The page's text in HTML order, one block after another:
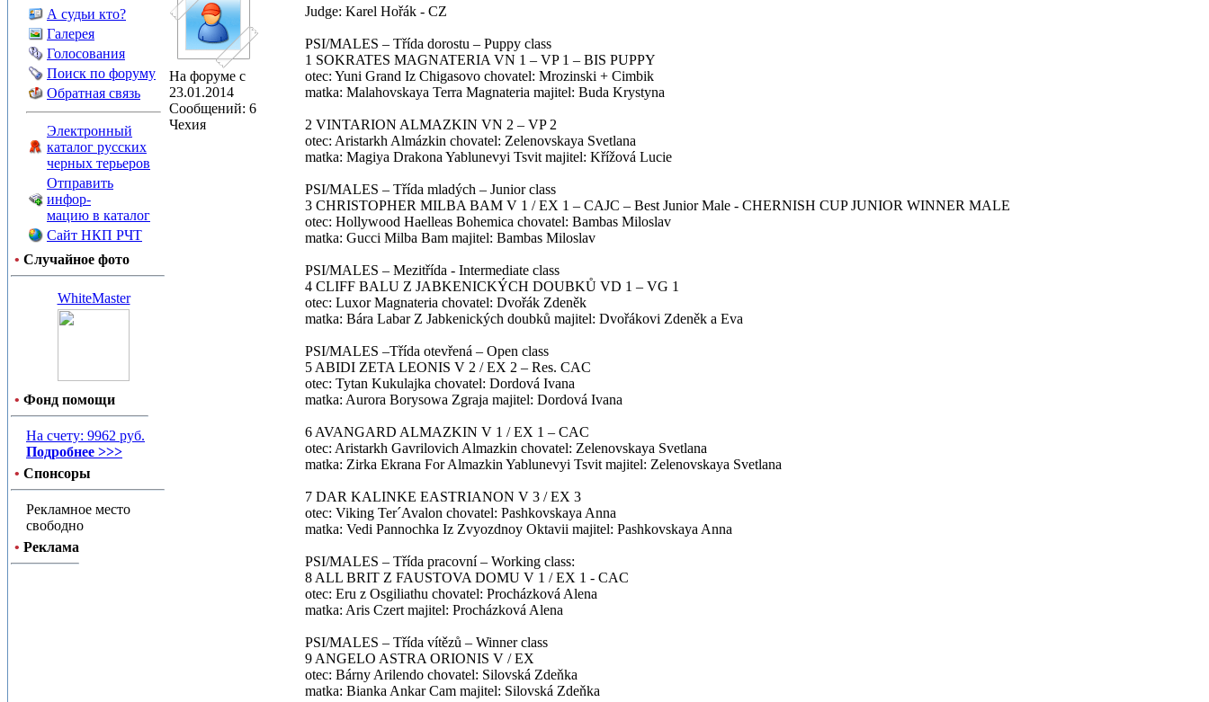
А судьи кто?
Галерея
Голосования
Поиск по форуму
Обратная связь
Электронный
каталог русских
черных терьеров
Отправить
инфор-
мацию в каталог
Сайт НКП РЧТ
• Случайное фото
WhiteMaster
• Фонд помощи
На счету: 9962 руб.
Подробнее >>>
• Спонсоры
Рекламное место
свободно
• Реклама
На форуме с
23.01.2014
Сообщений: 6
Чехия
Judge: Karel Hořák - CZ
PSI/MALES – Třída dorostu – Puppy class
1 SOKRATES MAGNATERIA VN 1 – VP 1 – BIS PUPPY
otec: Yuni Grand Iz Chigasovo chovatel: Mrozinski + Cimbik
matka: Malahovskaya Terra Magnateria majitel: Buda Krystyna
2 VINTARION ALMAZKIN VN 2 – VP 2
otec: Aristarkh Almázkin chovatel: Zelenovskaya Svetlana
matka: Magiya Drakona Yablunevyi Tsvit majitel: Křížová Lucie
PSI/MALES – Třída mladých – Junior class
3 CHRISTOPHER MILBA BAM V 1 / EX 1 – CAJC – Best Junior Male - CHERNISH CUP JUNIOR WINNER MALE
otec: Hollywood Haelleas Bohemica chovatel: Bambas Miloslav
matka: Gucci Milba Bam majitel: Bambas Miloslav
PSI/MALES – Mezitřída - Intermediate class
4 CLIFF BALU Z JABKENICKÝCH DOUBKŮ VD 1 – VG 1
otec: Luxor Magnateria chovatel: Dvořák Zdeněk
matka: Bára Labar Z Jabkenických doubků majitel: Dvořákovi Zdeněk a Eva
PSI/MALES –Třída otevřená – Open class
5 ABIDI ZETA LEONIS V 2 / EX 2 – Res. CAC
otec: Tytan Kukulajka chovatel: Dordová Ivana
matka: Aurora Borysowa Zgraja majitel: Dordová Ivana
6 AVANGARD ALMAZKIN V 1 / EX 1 – CAC
otec: Aristarkh Gavrilovich Almazkin chovatel: Zelenovskaya Svetlana
matka: Zirka Ekrana For Almazkin Yablunevyi Tsvit majitel: Zelenovskaya Svetlana
7 DAR KALINKE EASTRIANON V 3 / EX 3
otec: Viking Ter´Avalon chovatel: Pashkovskaya Anna
matka: Vedi Pannochka Iz Zvyozdnoy Oktavii majitel: Pashkovskaya Anna
PSI/MALES – Třída pracovní – Working class:
8 ALL BRIT Z FAUSTOVA DOMU V 1 / EX 1 - CAC
otec: Eru z Osgiliathu chovatel: Procházková Alena
matka: Aris Czert majitel: Procházková Alena
PSI/MALES – Třída vítězů – Winner class
9 ANGELO ASTRA ORIONIS V / EX
otec: Bárny Arilendo chovatel: Silovská Zdeňka
matka: Bianka Ankar Cam majitel: Silovská Zdeňka